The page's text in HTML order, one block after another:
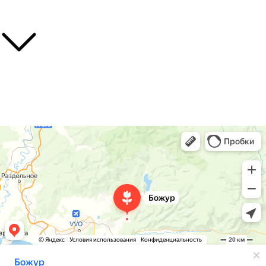
Божур
Питомник растений в Приморском крае